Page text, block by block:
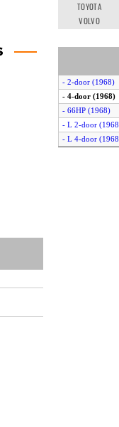
TOYOTA
VOLVO
- 2-door (1968)
- 4-door (1968)
- 66HP (1968)
- L 2-door
- L 4-door